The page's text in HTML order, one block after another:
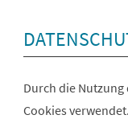
Durch die
Cookies verwendet.